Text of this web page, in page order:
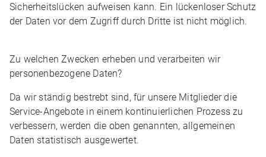
Sicherheitslücken aufweisen kann. Ein lückenloser Schutz
der Daten vor dem Zugriff durch Dritte ist nicht möglich.
Zu welchen Zwecken erheben und verarbeiten wir
personenbezogene Daten?
Da wir ständig bestrebt sind, für unsere Mitglieder die
Service-Angebote in einem kontinuierlichen Prozess zu
verbessern, werden die oben genannten, allgemeinen
Daten statistisch ausgewertet.